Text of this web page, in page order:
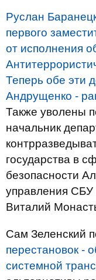
Руслан
первого
от исполнения
Теперь обе эти
Андрущенко -
Также уволены
начальник
государства в
безопасности
управления СБУ
Виталий
Сам Зеленский
перестановок -
системной